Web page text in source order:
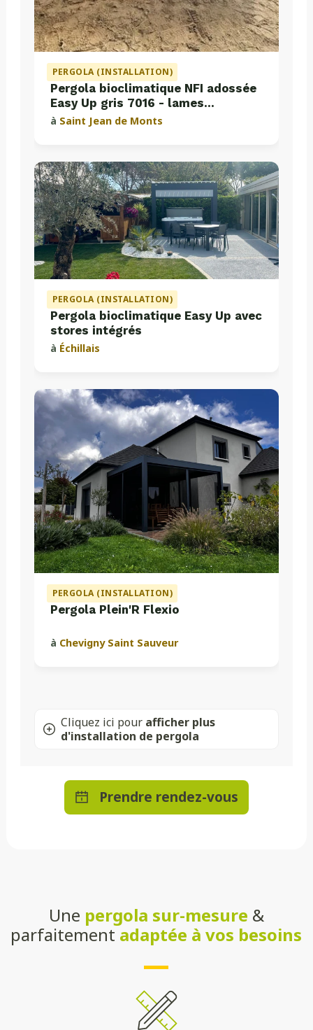
PERGOLA (INSTALLATION)
Pergola bioclimatique NFI adossée
Easy Up gris 7016 - lames
perpendiculaires
à Saint Jean de Monts
PERGOLA (INSTALLATION)
Pergola bioclimatique Easy Up avec
stores intégrés
à Échillais
PERGOLA (INSTALLATION)
Pergola Plein'R Flexio
à Chevigny Saint Sauveur
Cliquez ici pour afficher plus
d'installation de pergola
Prendre rendez-vous
Une pergola sur-mesure &
parfaitement adaptée à vos besoins